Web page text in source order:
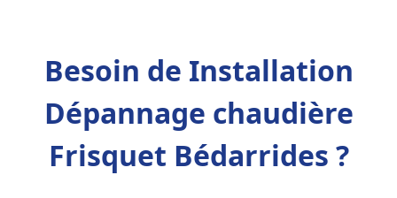
Besoin de Installation
Dépannage chaudière
Frisquet Bédarrides ?